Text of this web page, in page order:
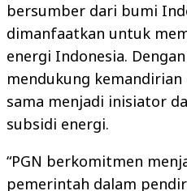
bersumber dari bumi
dimanfaatkan untuk
energi Indonesia.
mendukung
sama menjadi inisiator
subsidi energi.
“PGN berkomitmen
pemerintah dalam